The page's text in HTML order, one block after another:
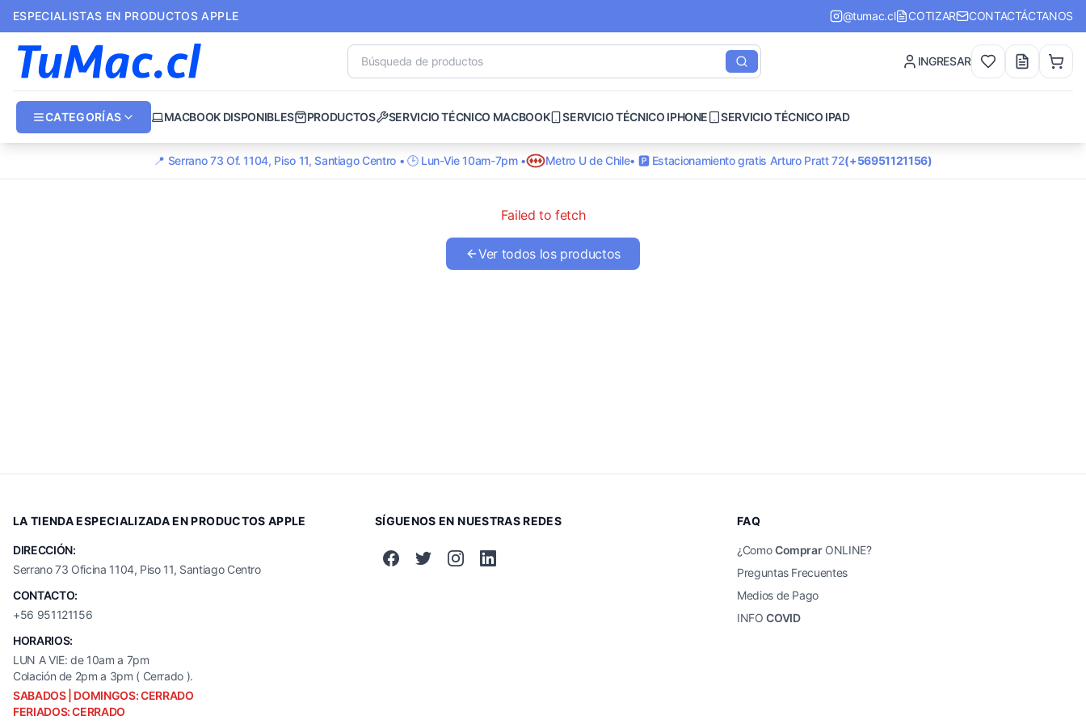
ESPECIALISTAS EN PRODUCTOS APPLE @tumac.cl COTIZAR CONTACTÁCTANOS
INGRESAR
CATEGORÍAS MACBOOK DISPONIBLES PRODUCTOS SERVICIO TÉCNICO MACBOOK SERVICIO TÉCNICO IPHONE SERVICIO TÉCNICO IPAD
📍 Serrano 73 Of. 1104, Piso 11, Santiago Centro • 🕒 Lun-Vie 10am-7pm • Metro U de Chile• 🅿️ Estacionamiento gratis Arturo Pratt 72(+56951121156)
Failed to fetch
Ver todos los productos
LA TIENDA ESPECIALIZADA EN PRODUCTOS APPLE
DIRECCIÓN:
Serrano 73 Oficina 1104, Piso 11, Santiago Centro
CONTACTO:
+56 951121156
HORARIOS:
LUN A VIE: de 10am a 7pm
Colación de 2pm a 3pm ( Cerrado ).
SABADOS | DOMINGOS: CERRADO
FERIADOS: CERRADO
SÍGUENOS EN NUESTRAS REDES FAQ
¿ComoComprarONLINE?
Preguntas Frecuentes
Medios de Pago
INFOCOVID